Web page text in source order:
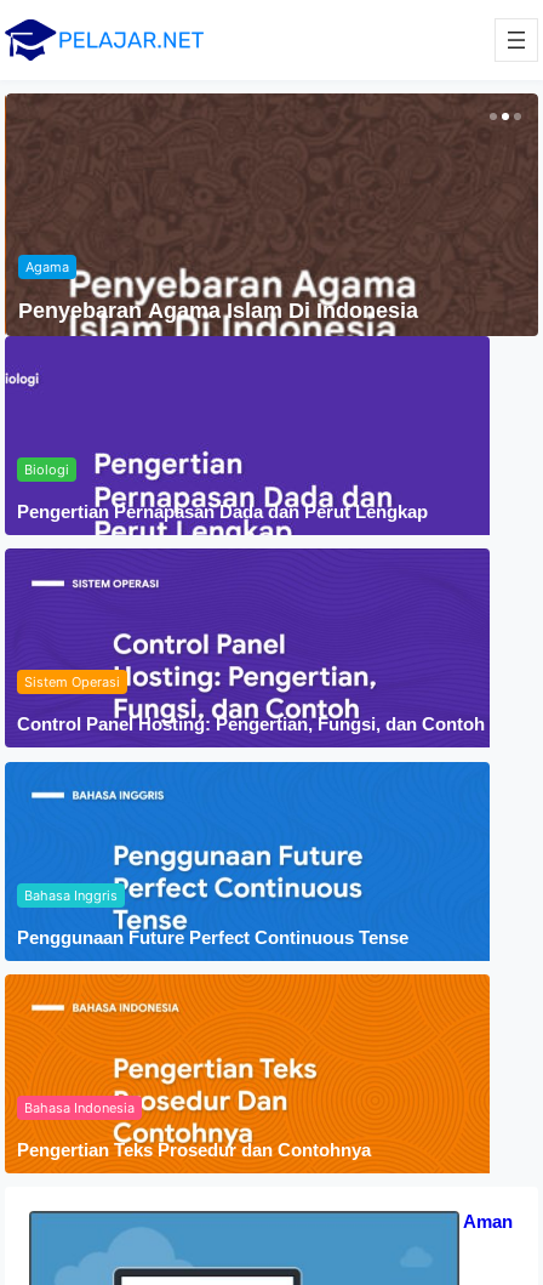
Agama
Penyebaran Agama Islam Di Indonesia
Biologi
Pengertian Pernapasan Dada dan Perut Lengkap
Sistem Operasi
Control Panel Hosting: Pengertian, Fungsi, dan Contoh
Bahasa Inggris
Penggunaan Future Perfect Continuous Tense
Bahasa Indonesia
Pengertian Teks Prosedur dan Contohnya
Apakah Zoom Berbahaya? Tips Aman
15 September 2020